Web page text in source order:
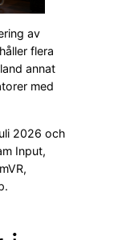
av
flera
annat
med
2026 och
Input,